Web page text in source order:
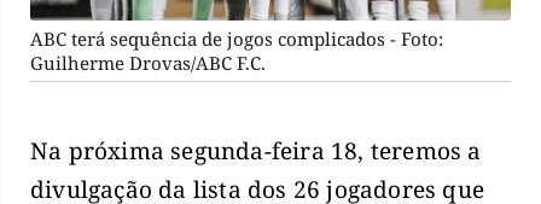
ABC terá sequência de jogos complicados - Foto:
Guilherme Drovas/ABC F.C.
Na próxima segunda-feira 18, teremos a
divulgação da lista dos 26 jogadores que